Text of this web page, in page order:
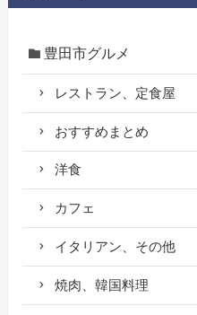
豊田市グルメ
レストラン、定食屋
おすすめまとめ
洋食
カフェ
イタリアン、その他
焼肉、韓国料理